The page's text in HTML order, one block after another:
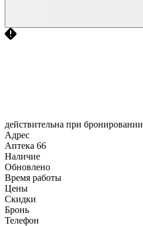
действительна при бронировании
Адрес
Аптека 66
Наличие
Обновлено
Время работы
Цены
Скидки
Бронь
Телефон